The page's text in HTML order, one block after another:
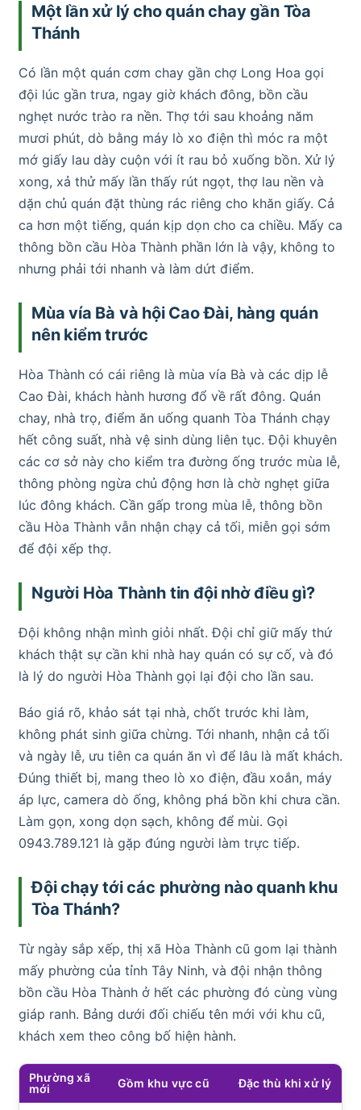
Một lần xử lý cho quán chay gần Tòa
Thánh
Có lần một quán cơm chay gần chợ Long Hoa gọi
đội lúc gần trưa, ngay giờ khách đông, bồn cầu
nghẹt nước trào ra nền. Thợ tới sau khoảng năm
mươi phút, dò bằng máy lò xo điện thì móc ra một
mớ giấy lau dày cuộn với ít rau bỏ xuống bồn. Xử lý
xong, xả thử mấy lần thấy rút ngọt, thợ lau nền và
dặn chủ quán đặt thùng rác riêng cho khăn giấy. Cả
ca hơn một tiếng, quán kịp dọn cho ca chiều. Mấy ca
thông bồn cầu Hòa Thành phần lớn là vậy, không to
nhưng phải tới nhanh và làm dứt điểm.
Mùa vía Bà và hội Cao Đài, hàng quán
nên kiểm trước
Hòa Thành có cái riêng là mùa vía Bà và các dịp lễ
Cao Đài, khách hành hương đổ về rất đông. Quán
chay, nhà trọ, điểm ăn uống quanh Tòa Thánh chạy
hết công suất, nhà vệ sinh dùng liên tục. Đội khuyên
các cơ sở này cho kiểm tra đường ống trước mùa lễ,
thông phòng ngừa chủ động hơn là chờ nghẹt giữa
lúc đông khách. Cần gấp trong mùa lễ, thông bồn
cầu Hòa Thành vẫn nhận chạy cả tối, miễn gọi sớm
để đội xếp thợ.
Người Hòa Thành tin đội nhờ điều gì?
Đội không nhận mình giỏi nhất. Đội chỉ giữ mấy thứ
khách thật sự cần khi nhà hay quán có sự cố, và đó
là lý do người Hòa Thành gọi lại đội cho lần sau.
Báo giá rõ, khảo sát tại nhà, chốt trước khi làm,
không phát sinh giữa chừng. Tới nhanh, nhận cả tối
và ngày lễ, ưu tiên ca quán ăn vì để lâu là mất khách.
Đúng thiết bị, mang theo lò xo điện, đầu xoắn, máy
áp lực, camera dò ống, không phá bồn khi chưa cần.
Làm gọn, xong dọn sạch, không để mùi. Gọi
0943.789.121 là gặp đúng người làm trực tiếp.
Đội chạy tới các phường nào quanh khu
Tòa Thánh?
Từ ngày sắp xếp, thị xã Hòa Thành cũ gom lại thành
mấy phường của tỉnh Tây Ninh, và đội nhận thông
bồn cầu Hòa Thành ở hết các phường đó cùng vùng
giáp ranh. Bảng dưới đối chiếu tên mới với khu cũ,
khách xem theo công bố hiện hành.
Phường xã
mới
Gồm khu vực cũ Đặc thù khi xử lý